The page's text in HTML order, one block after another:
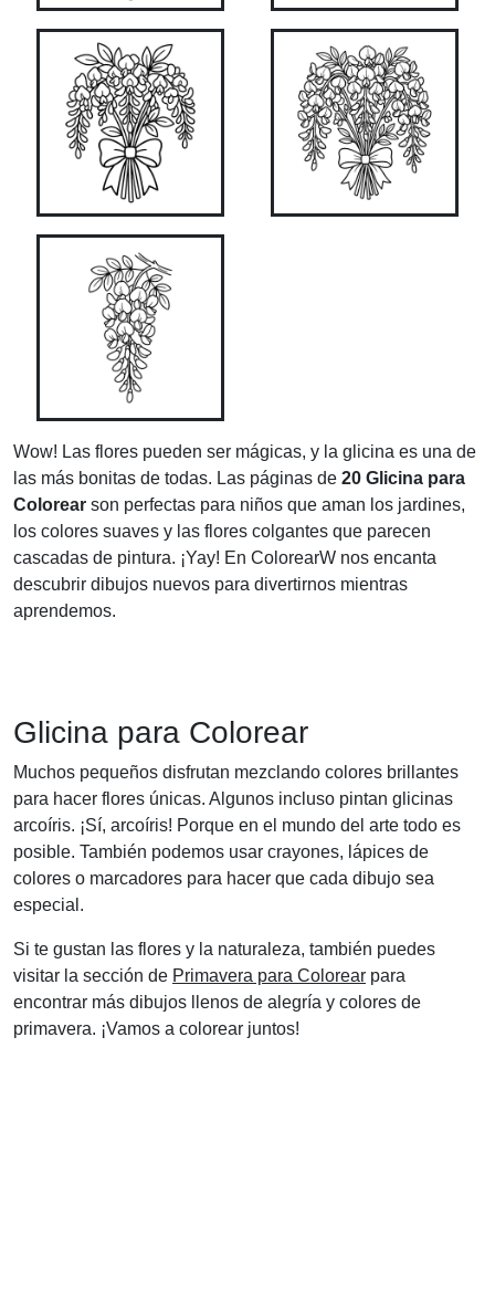
Wow! Las flores pueden ser mágicas, y la glicina es una de
las más bonitas de todas. Las páginas de 20 Glicina para
Colorear son perfectas para niños que aman los jardines,
los colores suaves y las flores colgantes que parecen
cascadas de pintura. ¡Yay! En ColorearW nos encanta
descubrir dibujos nuevos para divertirnos mientras
aprendemos.
Glicina para Colorear
Muchos pequeños disfrutan mezclando colores brillantes
para hacer flores únicas. Algunos incluso pintan glicinas
arcoíris. ¡Sí, arcoíris! Porque en el mundo del arte todo es
posible. También podemos usar crayones, lápices de
colores o marcadores para hacer que cada dibujo sea
especial.
Si te gustan las flores y la naturaleza, también puedes
visitar la sección de Primavera para Colorear para
encontrar más dibujos llenos de alegría y colores de
primavera. ¡Vamos a colorear juntos!